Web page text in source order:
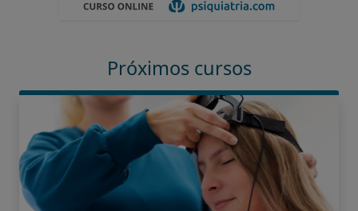
Próximos cursos